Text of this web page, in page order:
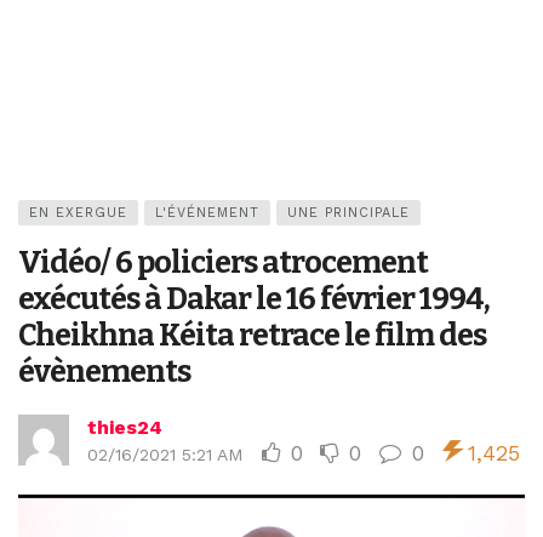
EN EXERGUE L'ÉVÉNEMENT UNE PRINCIPALE
Vidéo/ 6 policiers atrocement
exécutés à Dakar le 16 février 1994,
Cheikhna Kéita retrace le film des
évènements
thies24
02/16/2021 5:21 AM 0 0 0 1,425